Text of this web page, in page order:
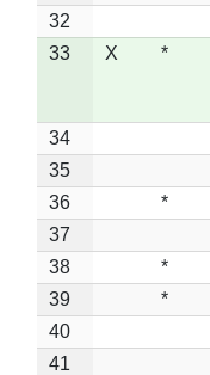
32
33
X *
34
35
36
*
37
38
*
39
*
40
41